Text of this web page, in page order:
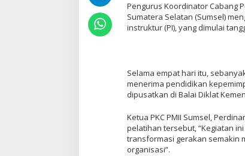
Pengurus Koordinator Cabang
Sumatera Selatan (Sumsel)
instruktur (PI), yang dimulai
Selama empat hari itu,
menerima pendidikan
dipusatkan di Balai Diklat
Ketua PKC PMII Sumsel,
pelatihan tersebut, “Kegiatan
transformasi gerakan semakin
organisasi”.